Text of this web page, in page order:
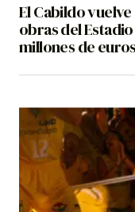
El Cabildo
obras del
millones de